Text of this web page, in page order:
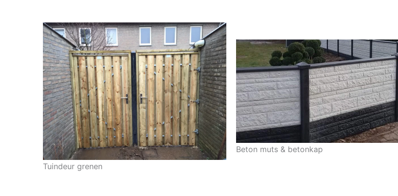
Tuindeur grenen
Beton muts & betonkap